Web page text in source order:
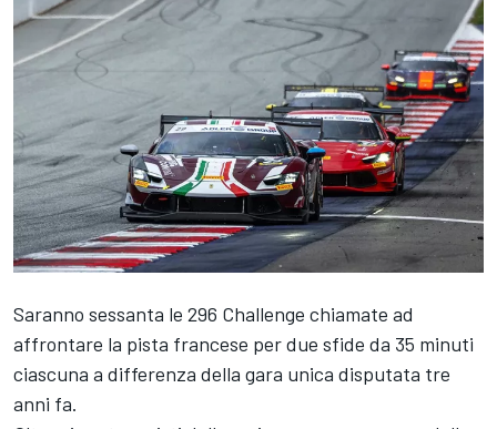
Saranno sessanta le 296 Challenge chiamate ad
affrontare la pista francese per due sfide da 35 minuti
ciascuna a differenza della gara unica disputata tre
anni fa.